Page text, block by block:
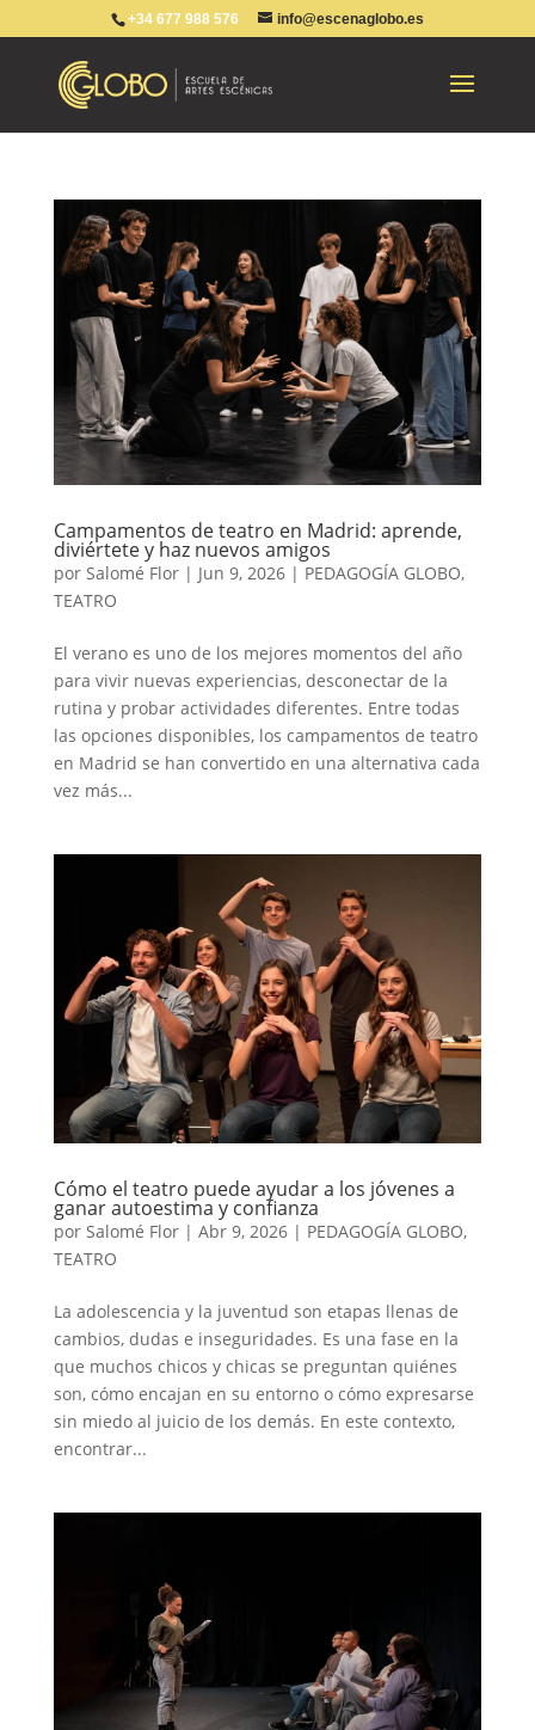
+34 677 988 576 info@escenaglobo.es
Campamentos de teatro en Madrid: aprende,
diviértete y haz nuevos amigos
por Salomé Flor| Jun 9, 2026| PEDAGOGÍA GLOBO,
TEATRO
El verano es uno de los mejores momentos del año
para vivir nuevas experiencias, desconectar de la
rutina y probar actividades diferentes. Entre todas
las opciones disponibles, los campamentos de teatro
en Madrid se han convertido en una alternativa cada
vez más...
Cómo el teatro puede ayudar a los jóvenes a
ganar autoestima y confianza
por Salomé Flor| Abr 9, 2026| PEDAGOGÍA GLOBO,
TEATRO
La adolescencia y la juventud son etapas llenas de
cambios, dudas e inseguridades. Es una fase en la
que muchos chicos y chicas se preguntan quiénes
son, cómo encajan en su entorno o cómo expresarse
sin miedo al juicio de los demás. En este contexto,
encontrar...